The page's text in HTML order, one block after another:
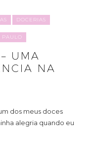
DOCERIAS
PAULO
UMA
NA
dos meus doces
alegria quando eu